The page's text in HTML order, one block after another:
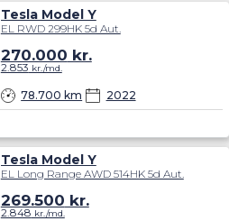
Tesla Model Y
EL RWD 299HK 5d Aut.
78.700 km 2022
270.000 kr.
2.853 kr./md.
Tesla Model Y
EL Long Range AWD 514HK 5d Aut.
269.500 kr.
2.848 kr./md.